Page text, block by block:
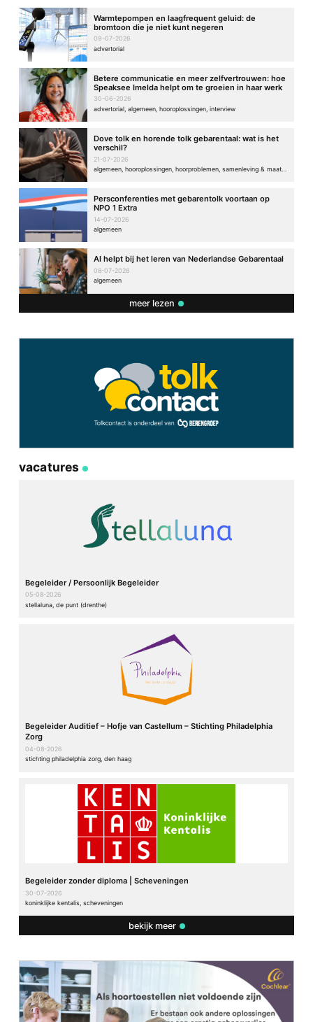
Warmtepompen en laagfrequent geluid: de
bromtoon die je niet kunt negeren
09-07-2026
advertorial
Betere communicatie en meer zelfvertrouwen: hoe
Speaksee Imelda helpt om te groeien in haar werk
30-06-2026
advertorial, algemeen, hooroplossingen, interview
Dove tolk en horende tolk gebarentaal: wat is het
verschil?
21-07-2026
Persconferenties met gebarentolk voortaan op
NPO 1 Extra
14-07-2026
algemeen
AI helpt bij het leren van Nederlandse Gebarentaal
08-07-2026
algemeen
meer lezen
vacatures
Begeleider / Persoonlijk Begeleider
05-08-2026
stellaluna, de punt (drenthe)
Begeleider Auditief – Hofje van Castellum – Stichting Philadelphia
Zorg
04-08-2026
stichting philadelphia zorg, den haag
Begeleider zonder diploma | Scheveningen
30-07-2026
koninklijke kentalis, scheveningen
bekijk meer